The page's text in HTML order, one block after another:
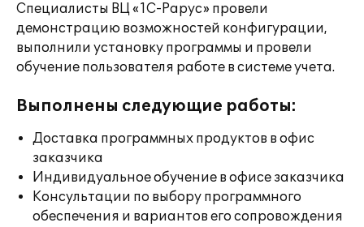
Специалисты ВЦ «1С-Рарус» провели
демонстрацию возможностей конфигурации,
выполнили установку программы и провели
обучение пользователя работе в системе учета.
Выполнены следующие работы:
Доставка программных продуктов в офис
заказчика
Индивидуальное обучение в офисе заказчика
Консультации по выбору программного
обеспечения и вариантов его сопровождения